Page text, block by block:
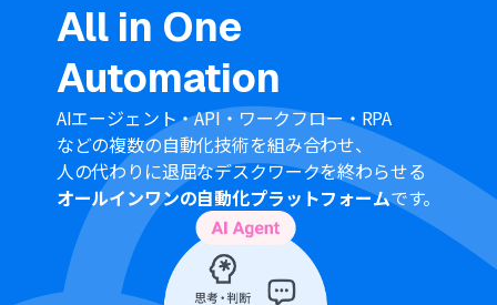
■注意事項
Gmail、Google Drive、Google スプレッドシート、
SlackのそれぞれとYoomを連携してください。AIワーカ
ー内で使用するツール（アプリ）についてもマイアプリ連
携が必要です。
トリガーは5分、10分、15分、30分、60分の間隔で起動
間隔を選択できます。
プランによって最短の起動間隔が異なりますので、ご注意
ください。
AIワーカーの基本設定は「【AIワーカー】基本的な設定方
法
」をご参照ください。
AIワーカーの同時実行数・作成可能なAIワーカー数・利用
All in One
Automation
AIエージェント・API・ワークフロー・RPA
などの複数の自動化技術を組み合わせ、
人の代わりに退屈なデスクワークを終わらせる
オールインワンの自動化プラットフォームです。